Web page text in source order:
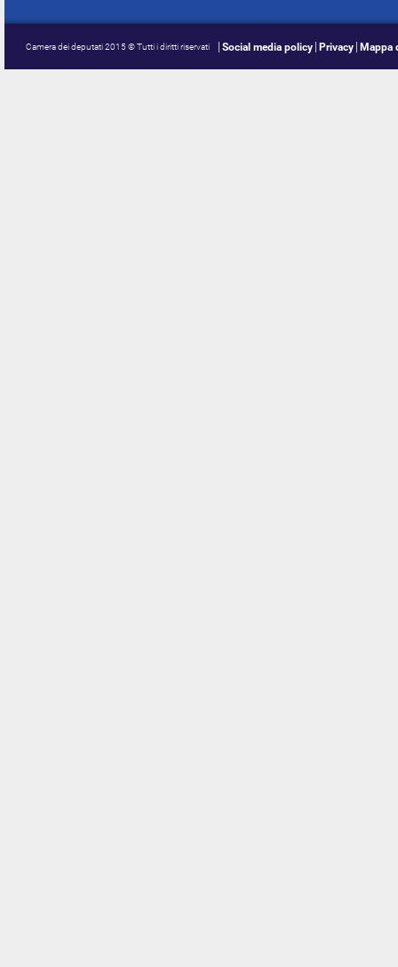
Camera dei deputati 2015 © Tutti i diritti riservati Social media policy Privacy Mappa